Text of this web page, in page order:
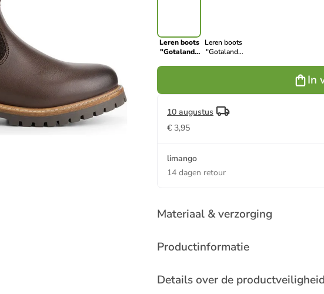
Leren boots
"Gotaland"
Leren boots
"Gotaland"
In
10 augustus
€ 3,95
limango
14 dagen retour
Materiaal & verzorging
Productinformatie
Details over de productveiligheid